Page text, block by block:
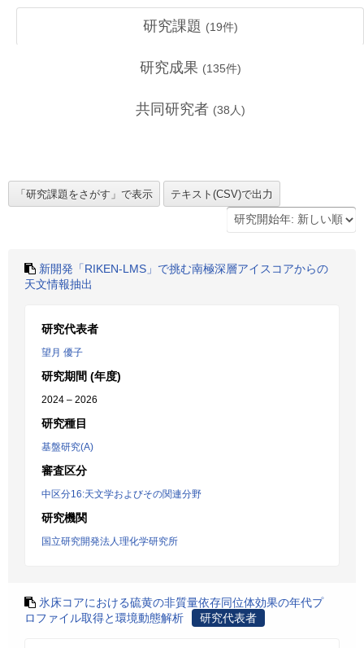
研究課題 (19件)
研究成果 (135件)
共同研究者 (38 人)
新開発「RIKEN-LMS」で挑む南極深層アイスコアからの
天文情報抽出
研究代表者
望月 優子
研究期間 (年度)
2024 – 2026
研究種目
基盤研究(A)
審査区分
中区分16:天文学およびその関連分野
研究機関
国立研究開発法人理化学研究所
氷床コアにおける硫黄の非質量依存同位体効果の年代プ
ロファイル取得と環境動態解析
研究代表者